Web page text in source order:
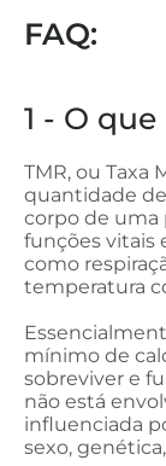
FAQ:
1 - O que
TMR, ou Taxa
quantidade
corpo de uma
funções vitais
como
temperatura
mínimo de
sobreviver e
não está
influenciada
sexo,